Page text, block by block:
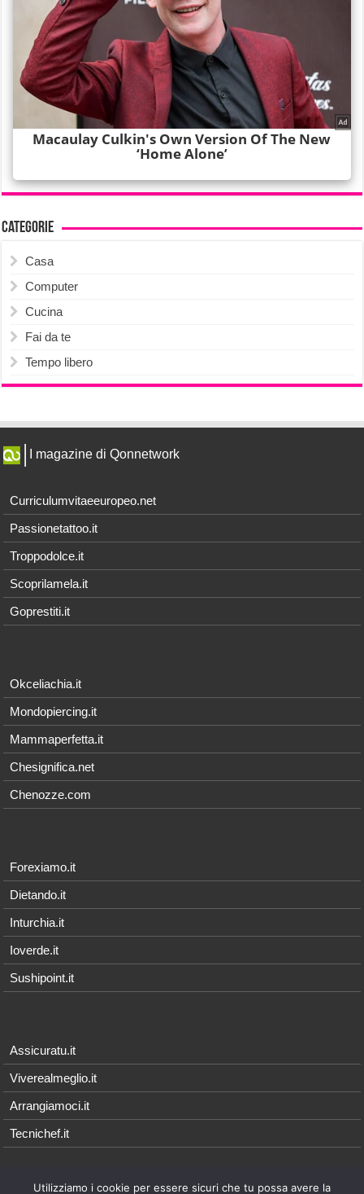
Categorie
Casa
Computer
Cucina
Fai da te
Tempo libero
I magazine di Qonnetwork
Curriculumvitaeeuropeo.net
Passionetattoo.it
Troppodolce.it
Scoprilamela.it
Goprestiti.it
Okceliachia.it
Mondopiercing.it
Mammaperfetta.it
Chesignifica.net
Chenozze.com
Forexiamo.it
Dietando.it
Inturchia.it
Ioverde.it
Sushipoint.it
Assicuratu.it
Viverealmeglio.it
Arrangiamoci.it
Tecnichef.it
Utilizziamo i cookie per essere sicuri che tu possa avere la